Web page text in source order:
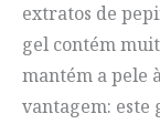
extratos de
gel contém
mantém a pele
vantagem: este